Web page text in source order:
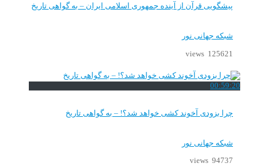
پیشگویی قرآن از آینده جمهوری اسلامی ایران – به گواهی تاریخ
شبکه جهانی نور
125621 views
00:59:20
چرا بزودی آخوند کشی خواهد شد؟! – به گواهی تاریخ
شبکه جهانی نور
94737 views